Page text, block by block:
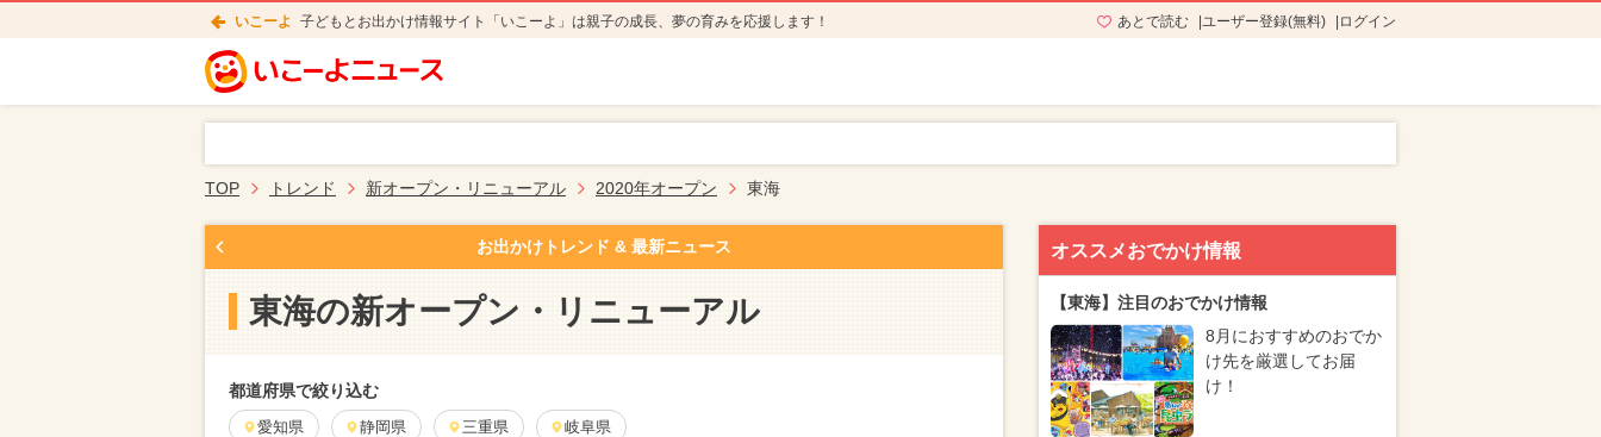
いこーよ 子どもとお出かけ情報サイト「いこーよ」は親子の成長、夢の育みを応援します！ あとで読む ユーザー登録(無料) ログイン
TOP トレンド 新オープン・リニューアル 2020年オープン 東海
お出かけトレンド & 最新ニュース
東海の新オープン・リニューアル
都道府県で絞り込む
愛知県 静岡県 三重県 岐阜県
オススメおでかけ情報
【東海】注目のおでかけ情報
8月におすすめのおでか
け先を厳選してお届
け！